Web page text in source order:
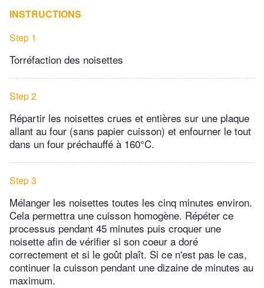
INSTRUCTIONS
Step 1
Torréfaction des noisettes
Step 2
Répartir les noisettes crues et entières sur une plaque
allant au four (sans papier cuisson) et enfourner le tout
dans un four préchauffé à 160°C.
Step 3
Mélanger les noisettes toutes les cinq minutes environ.
Cela permettra une cuisson homogène. Répéter ce
processus pendant 45 minutes puis croquer une
noisette afin de vérifier si son coeur a doré
correctement et si le goût plaît. Si ce n'est pas le cas,
continuer la cuisson pendant une dizaine de minutes au
maximum.